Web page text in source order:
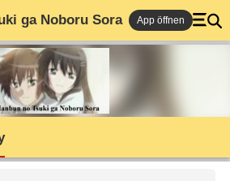
ga Noboru Sora App öffnen